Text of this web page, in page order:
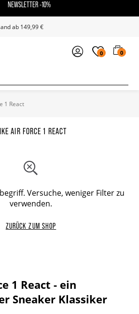
NEWSLETTER -10%
ab 149,99 €
0 0
1 React
AIR FORCE 1 REACT
Versuche, weniger Filter zu
verwenden.
ZURÜCK ZUM SHOP
1 React - ein
Sneaker Klassiker